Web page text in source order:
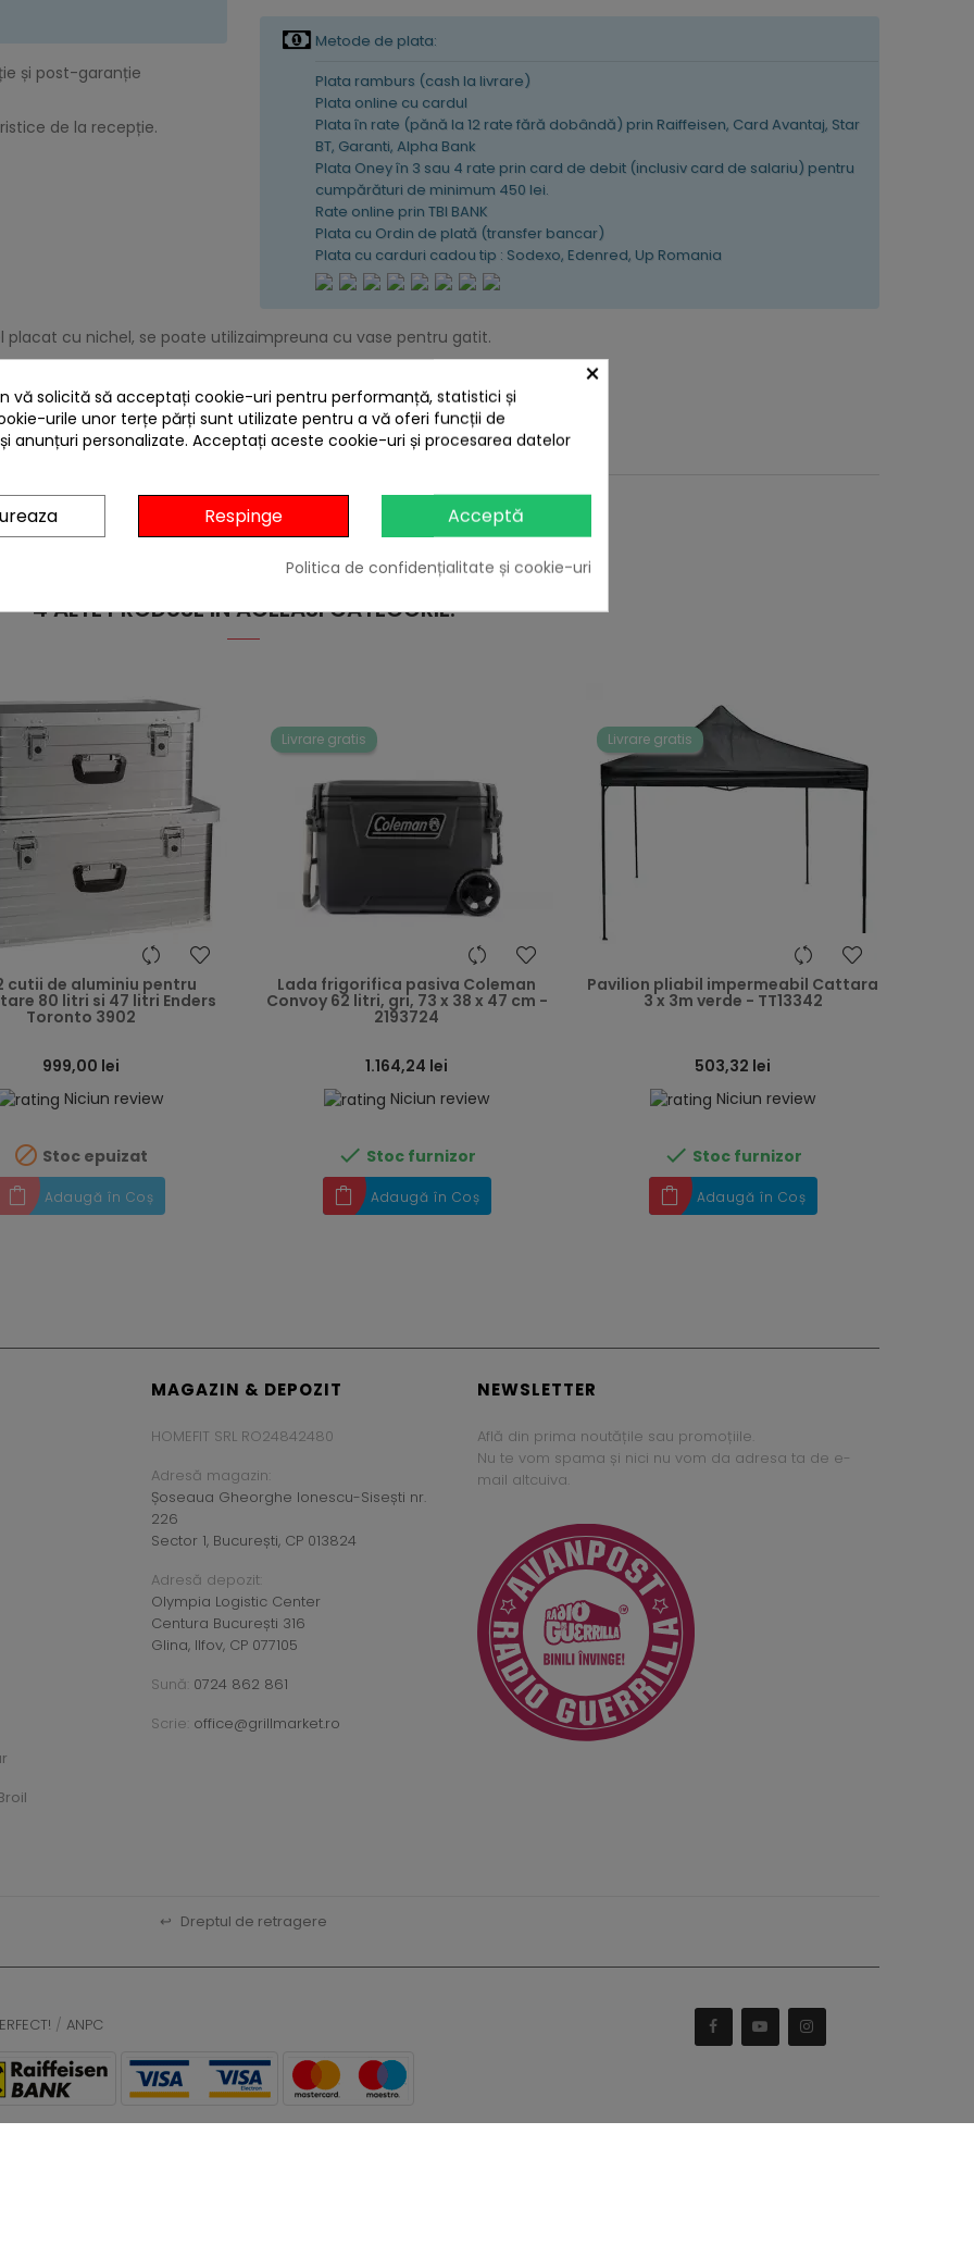
și post-garanție
de la recepție.
Metode de plata:
Plata ramburs (cash la livrare)
Plata online cu cardul
Plata în rate (pănă la 12 rate fără dobândă) prin Raiffeisen, Card Avantaj, Star
BT, Garanti, Alpha Bank
Plata Oney în 3 sau 4 rate prin card de debit (inclusiv card de salariu) pentru
cumpărături de minimum 450 lei.
Rate online prin TBI BANK
Plata cu Ordin de plată (transfer bancar)
Plata cu carduri cadou tip : Sodexo, Edenred, Up Romania
placat cu nichel, se poate utilizaimpreuna cu vase pentru gatit.
pliaza atunci cand gratarul nu este folosit.
ACCESORII
4 ALTE PRODUSE IN ACEEASI CATEGORIE:
heart
cutii de aluminiu pentru
80 litri si 47 litri Enders
Toronto 3902
999,00 lei
Niciun review
 Stoc epuizat
Adaugă în Coș
Livrare gratis
heart
Lada frigorifica pasiva Coleman
Convoy 62 litri, gri, 73 x 38 x 47 cm -
2193724
1.164,24 lei
Niciun review
 Stoc furnizor
Adaugă în Coș
Livrare gratis
heart
Pavilion pliabil impermeabil Cattara
3 x 3m verde - TT13342
503,32 lei
Niciun review
 Stoc furnizor
Adaugă în Coș
MAGAZIN & DEPOZIT
HOMEFIT SRL RO24842480
Adresă magazin:
Șoseaua Gheorghe Ionescu-Sisești nr.
226
Sector 1, București, CP 013824
Adresă depozit:
Olympia Logistic Center
Centura București 316
Glina, Ilfov, CP 077105
Sună: 0724 862 861
Scrie: office@grillmarket.ro
NEWSLETTER
Află din prima noutățile sau promoțiile.
Nu te vom spama și nici nu vom da adresa ta de e-
mail altcuiva.
↩ Dreptul de retragere
/ ANPC
×
vă solicită să acceptați cookie-uri pentru performanță, statistici și
urile unor terțe părți sunt utilizate pentru a vă oferi funcții de
anunțuri personalizate. Acceptați aceste cookie-uri și procesarea datelor
Respinge Acceptă
Politica de confidențialitate și cookie-uri